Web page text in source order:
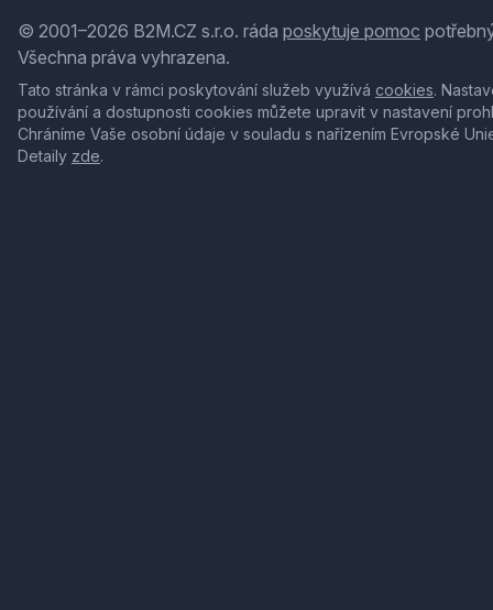
© 2001–2026 B2M.CZ s.r.o. ráda poskytuje pomoc
Všechna práva vyhrazena.
Tato stránka v rámci poskytování služeb využívá cookies.
používání a dostupnosti cookies můžete upravit v nastavení
Chráníme Vaše osobní údaje v souladu s nařízením Evropské
Detaily zde.